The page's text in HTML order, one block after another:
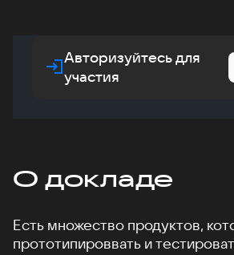
Авторизуйтесь для
участия
О докладе
Есть множество продуктов,
прототипироввать и